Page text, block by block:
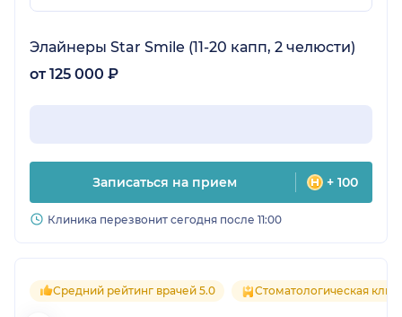
Элайнеры Star Smile (11-20 капп, 2 челюсти)
от 125 000 ₽
Записаться на прием + 100
Клиника перезвонит сегодня после 11:00
Средний рейтинг врачей 5.0 Стоматологическая